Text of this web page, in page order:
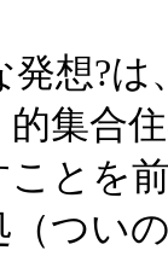
想?
集合
とを
つい